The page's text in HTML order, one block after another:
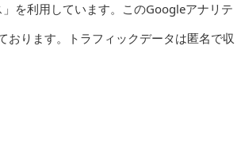
を利用しています。このGoogleアナリテ
おります。トラフィックデータは匿名で収